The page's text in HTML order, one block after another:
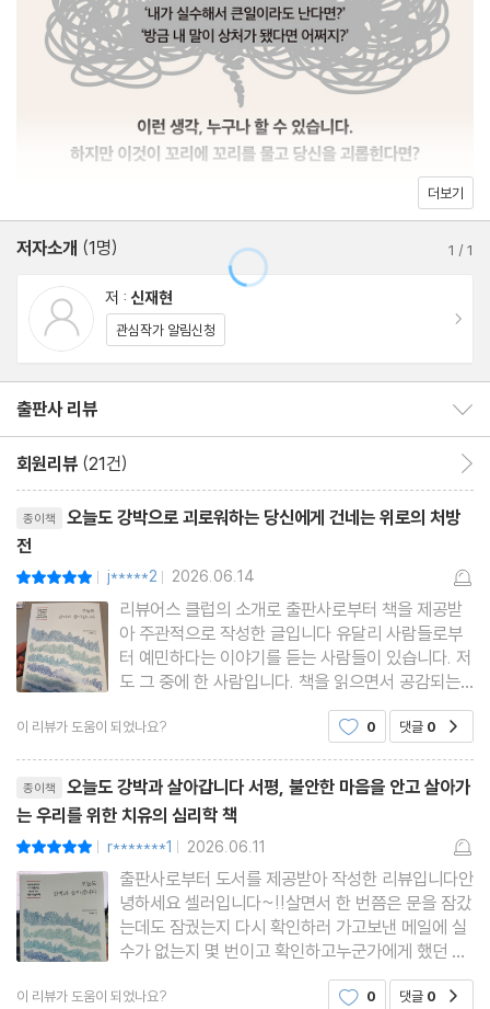
3장. 관점 바꾸기: 생각은 죄가 없다
생각의 정상성: 끔찍한 생각은 누구에게나 떠오른다
완벽주의의 함정: 100점이 아니면 0점이라는 착각
수용의 태도: 불안은 제거 대상이 아니라 수용 대상이다
PART 2 훈련하기
4장. 알아차림: 자동문에 브레이크 걸기
관찰자 연습: 생각에 휩쓸리는 나 VS 생각을 바라보는 나
인지의 흐름을 바라보기: 자동문에서 수동문으로, 뇌의 속도를 늦추
는 법
감정·생각 기록 실습: 머릿속 불안을 종이 위에 ‘박제’하기
상상의 감옥에서 탈출하기: 생각의 파도에 휩쓸리지 말고 올라타세
요
탈융합 3단계 실습: ‘생각’ 꼬리표 달기, 띄워 보내기, 정면으로 응시
하기
줄 놓기: 통제가 아닌 관찰로 얻는 자유
ERP의 원리: 도망치지 않을 때 뇌는 새로 학습한다
ERP 연습 (1): 동굴 속 토끼와 15분의 법칙
ERP 연습 (2): 보이지 않는 생각 강박 다루기
실패 대처법: 실패가 아니라 ‘리바운드’다
약물치료 가이드: 두려움의 대상이 아닌 회복의 도구로
7장. 일상 적용: 예고 없는 불안에 대처하기
더보기
저자소개 (1명) 1 /1
저 : 신재현
관심작가 알림신청
출판사 리뷰
회원리뷰 (21건)
종이책
오늘도 강박으로 괴로워하는 당신에게 건네는 위로의 처방
전
| j*****2 | 2026.06.14
리뷰어스 클럽의 소개로 출판사로부터 책을 제공받
아 주관적으로 작성한 글입니다 유달리 사람들로부
터 예민하다는 이야기를 듣는 사람들이 있습니다. 저
도 그 중에 한 사람입니다. 책을 읽으면서 공감되는
대목들이 곳곳에 있었습니다. 비록 책에 나오는 것처
럼 심각하지는 않지만 밸브를 수시로 체크하기도 하
고, 문단속을 제대로 했는지, 보일러를 제대로 껐는
지, 코드를 제대로 뽑았
이 리뷰가 도움이 되었나요? 0 댓글 0
종이책
오늘도 강박과 살아갑니다 서평, 불안한 마음을 안고 살아가
는 우리를 위한 치유의 심리학 책
| r*******1 | 2026.06.11
출판사로부터 도서를 제공받아 작성한 리뷰입니다안
녕하세요 셀러입니다~!!살면서 한 번쯤은 문을 잠갔
는데도 잠궜는지 다시 확인하러 가고보낸 메일에 실
수가 없는지 몇 번이고 확인하고누군가에게 했던 말
이 혹시 상대를 불편하게 하지 않았을까? 계속 떠올
리는 경험이 있을 겁니다.이러한 행동들은 강박입니
이 리뷰가 도움이 되었나요? 0 댓글 0